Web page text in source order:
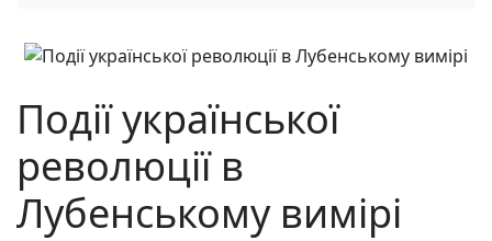
Події української
революції в
Лубенському вимірі